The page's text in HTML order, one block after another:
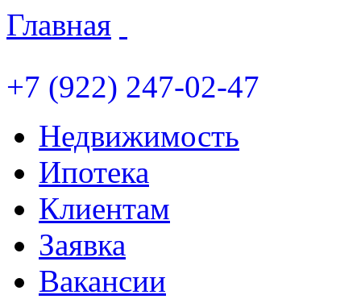
Главная
+7 (922) 247-02-47
Недвижимость
Ипотека
Клиентам
Заявка
Вакансии